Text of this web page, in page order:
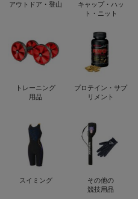
アウトドア・登山
キャップ・ハッ
ト・ニット
トレーニング
用品
プロテイン・サプ
リメント
スイミング
その他の
競技用品